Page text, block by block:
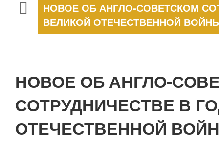
НОВОЕ ОБ АНГЛО-СОВЕТСКОМ
ВЕЛИКОЙ ОТЕЧЕСТВЕННОЙ
НОВОЕ ОБ АНГЛО-
СОТРУДНИЧЕСТВЕ В
ОТЕЧЕСТВЕННОЙ